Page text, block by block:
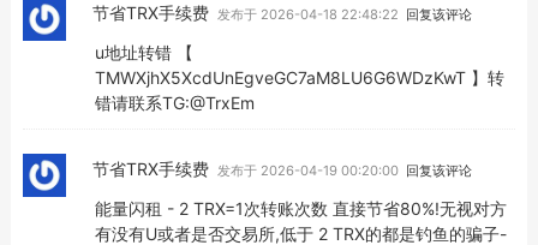
节省TRX手续费 发布于 2026-04-18 22:48:22 回复该评论
u地址转错 【
TMWXjhX5XcdUnEgveGC7aM8LU6G6WDzKwT 】转
错请联系TG:@TrxEm
节省TRX手续费 发布于 2026-04-19 00:20:00 回复该评论
能量闪租 - 2 TRX=1次转账次数 直接节省80%!无视对方
有没有U或者是否交易所,低于 2 TRX的都是钓鱼的骗子-